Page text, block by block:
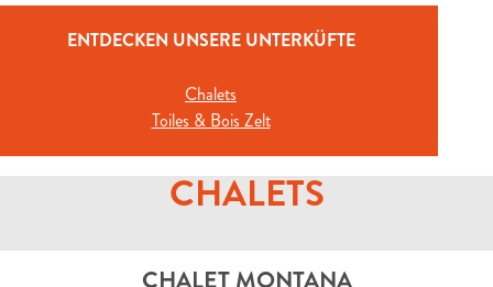
ENTDECKEN UNSERE UNTERKÜFTE
Chalets
Toiles & Bois Zelt
CHALETS
CHALET MONTANA